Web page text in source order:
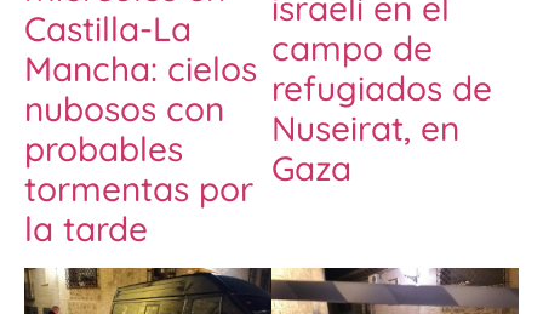
Castilla-La
Mancha: cielos
nubosos con
probables
tormentas por
la tarde
campo de
refugiados de
Nuseirat, en
Gaza